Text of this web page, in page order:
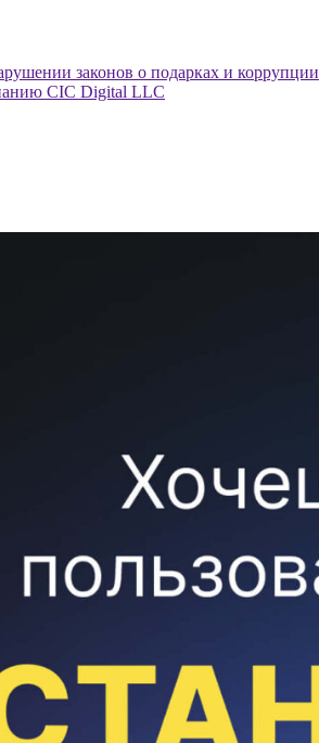
законов о подарках и коррупции
CIC Digital LLC